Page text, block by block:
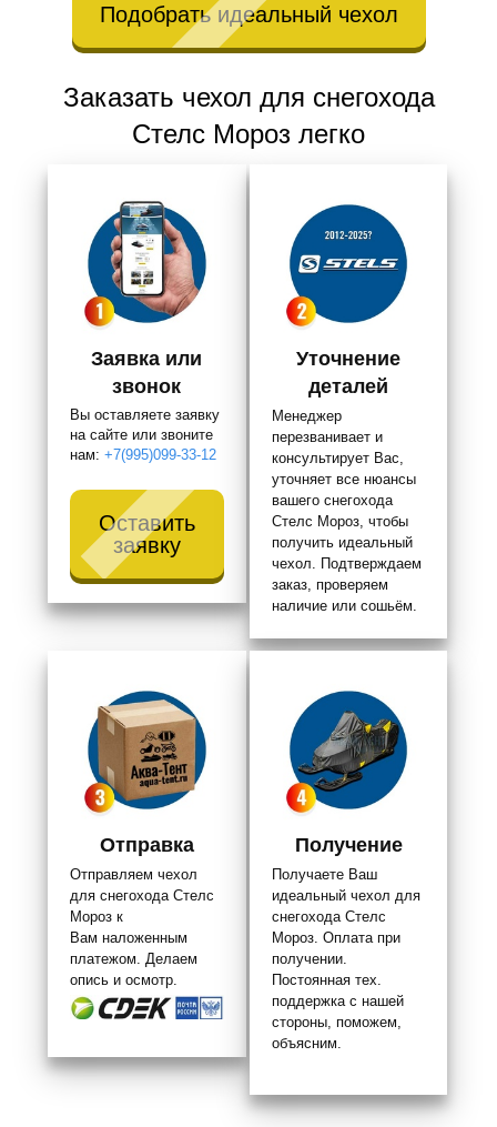
Подобрать идеальный чехол
Заказать чехол для снегохода
Стелс Мороз легко
Заявка или
звонок
Вы оставляете заявку
на сайте или звоните
нам:+7(995)099-33-12
Оставить
заявку
Уточнение
деталей
Менеджер
перезванивает и
консультирует Вас,
уточняет все нюансы
вашего снегохода
Стелс Мороз, чтобы
получить идеальный
чехол. Подтверждаем
заказ, проверяем
наличие или сошьём.
Отправка
Отправляем чехол
для снегохода Стелс
Мороз к
Вам наложенным
платежом. Делаем
опись и осмотр.
Получение
Получаете Ваш
идеальный чехол для
снегохода Стелс
Мороз. Оплата при
получении.
Постоянная тех.
поддержка с нашей
стороны, поможем,
объясним.